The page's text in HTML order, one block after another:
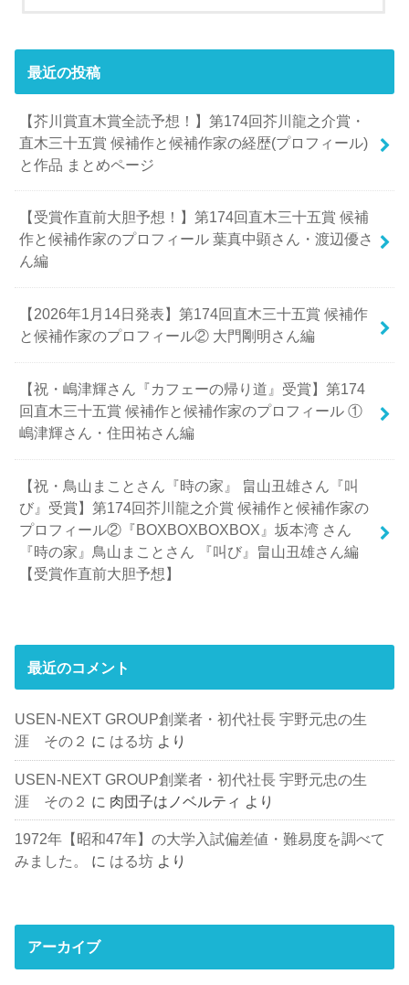
最近の投稿
【芥川賞直木賞全読予想！】第174回芥川龍之介賞・
直木三十五賞 候補作と候補作家の経歴(プロフィール)
と作品 まとめページ
【受賞作直前大胆予想！】第174回直木三十五賞 候補
作と候補作家のプロフィール 葉真中顕さん・渡辺優さ
ん編
【2026年1月14日発表】第174回直木三十五賞 候補作
と候補作家のプロフィール② 大門剛明さん編
【祝・嶋津輝さん『カフェーの帰り道』受賞】第174
回直木三十五賞 候補作と候補作家のプロフィール ①
嶋津輝さん・住田祐さん編
【祝・鳥山まことさん『時の家』 畠山丑雄さん『叫
び』受賞】第174回芥川龍之介賞 候補作と候補作家の
プロフィール②『BOXBOXBOXBOX』坂本湾 さん
『時の家』鳥山まことさん 『叫び』畠山丑雄さん編
【受賞作直前大胆予想】
最近のコメント
USEN-NEXT GROUP創業者・初代社長 宇野元忠の生
涯 その２ に はる坊 より
USEN-NEXT GROUP創業者・初代社長 宇野元忠の生
涯 その２ に 肉団子はノベルティ より
1972年【昭和47年】の大学入試偏差値・難易度を調べて
みました。
に はる坊 より
アーカイブ